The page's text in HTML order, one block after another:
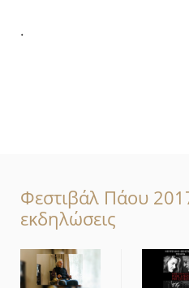
.
Φεστιβάλ Πάου
εκδηλώσεις